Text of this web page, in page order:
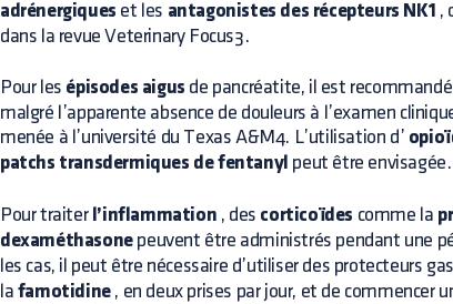
adrénergiques et les antagonistes des récepteurs NK1 ,
dans la revue Veterinary Focus3.
Pour les épisodes aigus de pancréatite, il est recommandé
malgré l’apparente absence de douleurs à l’examen
menée à l’université du Texas A&M4. L’utilisation d’
patchs transdermiques de fentanyl peut être envisagée.
Pour traiter l’inflammation , des corticoïdes comme la
dexaméthasonepeuvent être administrés pendant une
les cas, il peut être nécessaire d’utiliser des protecteurs
la famotidine, en deux prises par jour, et de commencer